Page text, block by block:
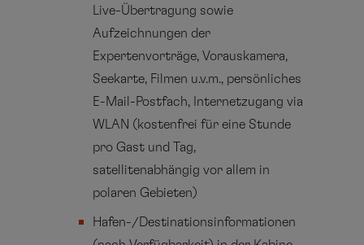
Live-Übertragung sowie
Aufzeichnungen der
Expertenvorträge, Vorauskamera,
Seekarte, Filmen u.v.m., persönliches
E-Mail-Postfach, Internetzugang via
WLAN (kostenfrei für eine Stunde
pro Gast und Tag,
satellitenabhängig vor allem in
polaren Gebieten)
Hafen-/Destinationsinformationen